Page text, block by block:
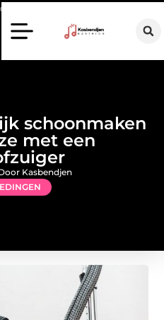
in Amersfoort?
schoonmaken
met een
Kasbendjen